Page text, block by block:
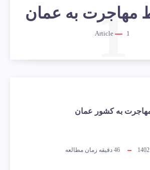
مهاجرت به عمان
1
1
به کشور عمان
46 دقیقه زمان مطالعه